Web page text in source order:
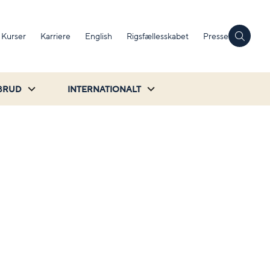
Kurser Karriere English Rigsfællesskabet Presse
INTERNATIONALT